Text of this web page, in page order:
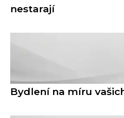
nestarají
Bydlení na míru